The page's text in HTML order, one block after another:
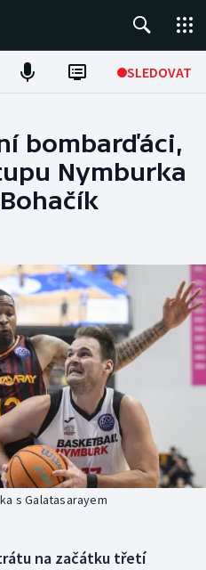
SLEDOVAT
bombarďáci,
Nymburka
s Galatasarayem
na začátku třetí